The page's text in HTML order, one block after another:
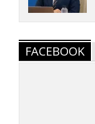
FACEBOOK